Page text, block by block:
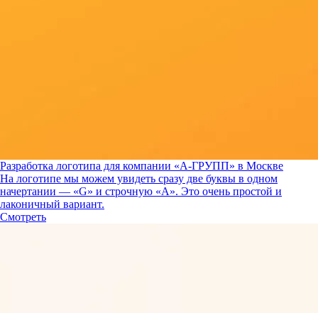
Разработка логотипа для компании «А-ГРУПП» в Москве
На логотипе мы можем увидеть сразу две буквы в одном
начертании — «G» и строчную «A». Это очень простой и
лаконичный вариант.
Смотреть